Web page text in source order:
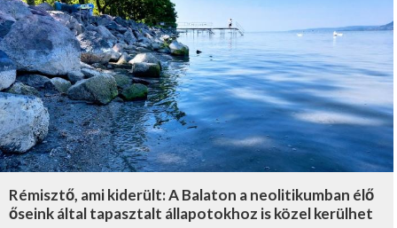
Rémisztő, ami kiderült: A Balaton a neolitikumban élő
őseink által tapasztalt állapotokhoz is közel kerülhet